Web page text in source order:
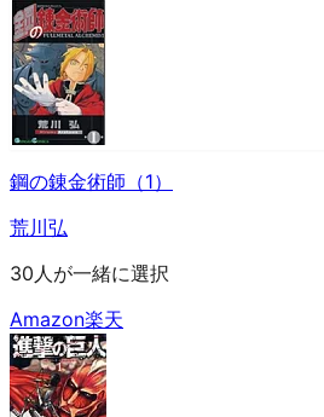
鋼の錬金術師（1）
荒川弘
30人が一緒に選択
Amazon楽天